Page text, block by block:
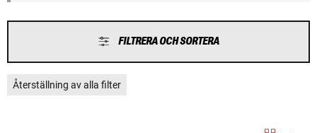
FILTRERA OCH SORTERA
Återställning av alla filter